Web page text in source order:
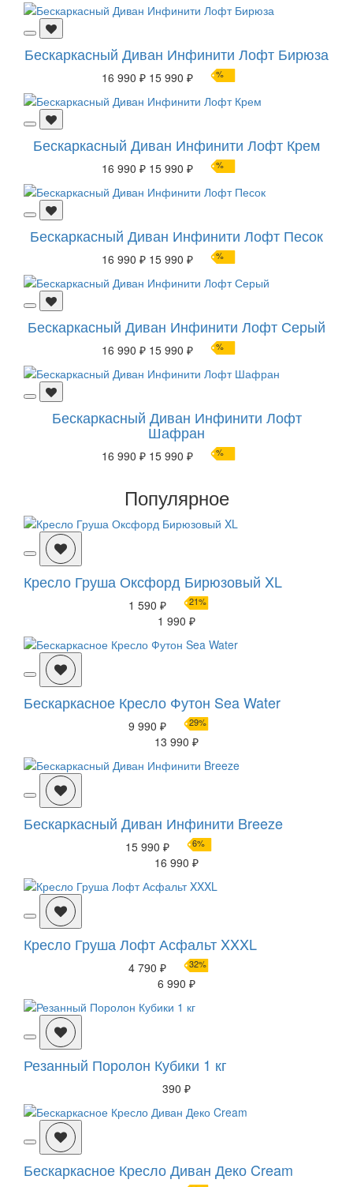
Бескаркасный Диван Инфинити Лофт Бирюза
16 990 ₽ 15 990 ₽ %
Бескаркасный Диван Инфинити Лофт Крем
16 990 ₽ 15 990 ₽ %
Бескаркасный Диван Инфинити Лофт Песок
16 990 ₽ 15 990 ₽ %
Бескаркасный Диван Инфинити Лофт Серый
16 990 ₽ 15 990 ₽ %
Бескаркасный Диван Инфинити Лофт
Шафран
16 990 ₽ 15 990 ₽ %
Популярное
Кресло Груша Оксфорд Бирюзовый XL
1 590 ₽ 21%
1 990 ₽
Бескаркасное Кресло Футон Sea Water
9 990 ₽ 29%
13 990 ₽
Бескаркасный Диван Инфинити Breeze
15 990 ₽ 6%
16 990 ₽
Кресло Груша Лофт Асфальт XXXL
4 790 ₽ 32%
6 990 ₽
Резанный Поролон Кубики 1 кг
390 ₽
Бескаркасное Кресло Диван Деко Cream